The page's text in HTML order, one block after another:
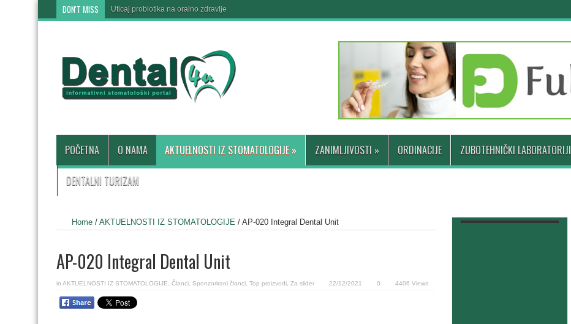
DON'T MISS Uticaj probiotika na oralno zdravlje
POČETNA O NAMA AKTUELNOSTI IZ STOMATOLOGIJE » ZANIMLJIVOSTI » ORDINACIJE ZUBOTEHNIČKI LABORATORIJI
DENTALNI TURIZAM
Home / AKTUELNOSTI IZ STOMATOLOGIJE / AP-020 Integral Dental Unit
AP-020 Integral Dental Unit
in AKTUELNOSTI IZ STOMATOLOGIJE Članci Sponzorirani članci Top proizvodi Za slider 22/12/2021 0 4406 Views